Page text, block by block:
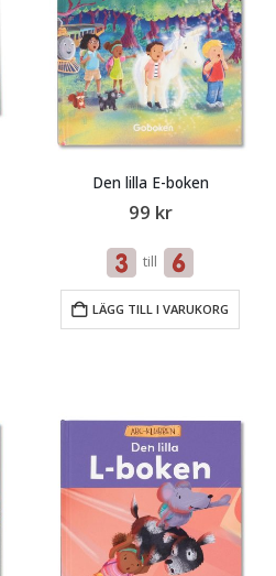
Den lilla E-boken
99 kr
till
LÄGG TILL I VARUKORG